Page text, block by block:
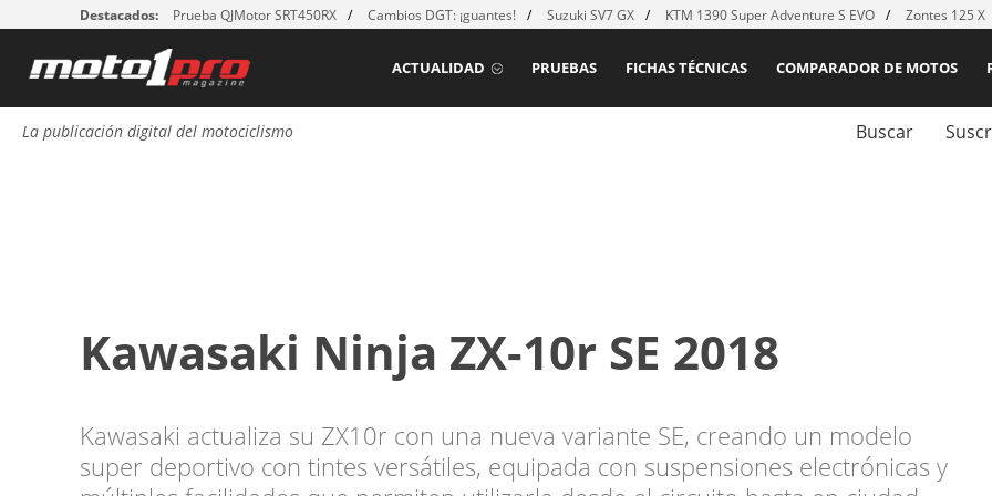
Destacados: Prueba QJMotor SRT450RX Cambios DGT: ¡guantes! Suzuki SV7 GX KTM 1390 Super Adventure S EVO Zontes 125 X
COMPARADOR DE MOTOS
FICHAS TÉCNICAS
PRUEBAS
ACTUALIDAD
La publicación digital del motociclismo Buscar
Kawasaki Ninja ZX-10r SE 2018
Kawasaki actualiza su ZX10r con una nueva variante SE, creando un modelo
super deportivo con tintes versátiles, equipada con suspensiones electrónicas y